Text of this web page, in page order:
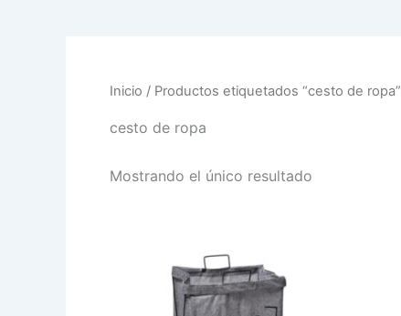
Inicio / Productos etiquetados “cesto de ropa”
cesto de ropa
Mostrando el único resultado
DE
ROPA
PLEGABLE
ACC0215